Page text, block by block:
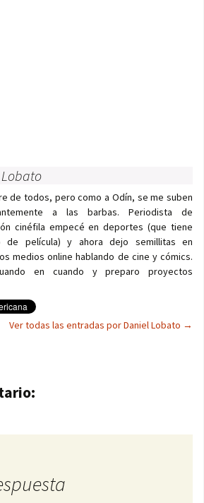
de todos, pero como a Odín, se me suben
a las barbas. Periodista de
cinéfila empecé en deportes (que tiene
de película) y ahora dejo semillitas en
medios online hablando de cine y cómics.
en cuando y preparo proyectos
Ver todas las entradas por Daniel Lobato →
entradas